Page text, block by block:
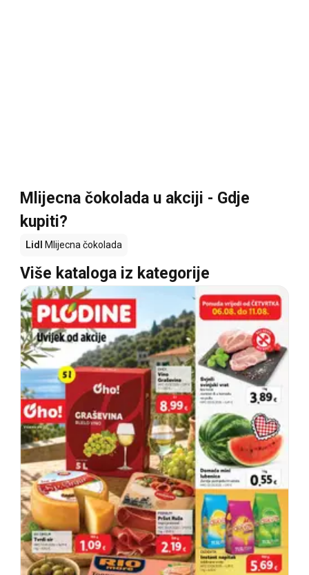
Mlijecna čokolada u akciji - Gdje
kupiti?
Lidl Mlijecna čokolada
Više kataloga iz kategorije